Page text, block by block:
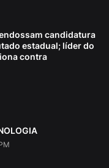
candidatura
estadual; líder do
contra